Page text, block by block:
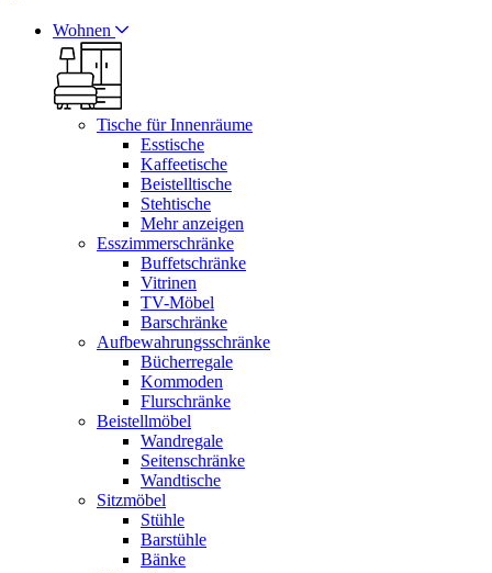
Wohnen
Tische für Innenräume
Esstische
Kaffeetische
Beistelltische
Stehtische
Mehr anzeigen
Esszimmerschränke
Buffetschränke
Vitrinen
TV-Möbel
Barschränke
Aufbewahrungsschränke
Bücherregale
Kommoden
Flurschränke
Beistellmöbel
Wandregale
Seitenschränke
Wandtische
Sitzmöbel
Stühle
Barstühle
Bänke